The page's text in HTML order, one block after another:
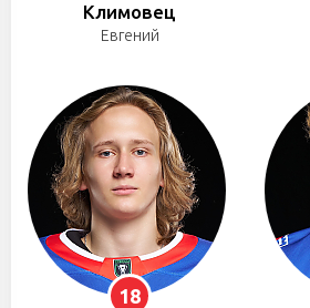
Климовец
Евгений
18